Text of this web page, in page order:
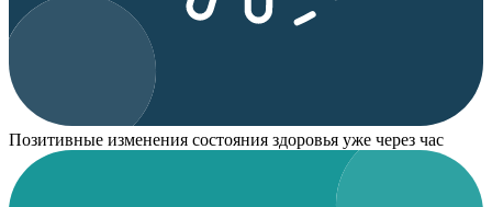
Позитивные изменения состояния здоровья уже через час